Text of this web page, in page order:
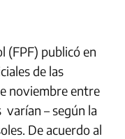
(FPF) publicó en
de las
noviembre entre
varían – según la
De acuerdo al